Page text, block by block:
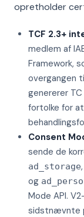
opretholder
TCF 2.3+
medlem af
Framework,
overgangen
genererer
fortolke for
Consent
sende de
ad_storage,
og
Mode API.
sidstnævnte